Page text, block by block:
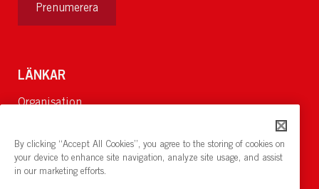
Prenumerera
LÄNKAR
Organisation
Lediga jobb
Nyheter och pressrum
By clicking “Accept All Cookies”, you agree to the storing of cookies on
your device to enhance site navigation, analyze site usage, and assist
in our marketing efforts.